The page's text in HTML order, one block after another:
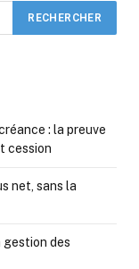
: la preuve
cession
net, sans la
gestion des